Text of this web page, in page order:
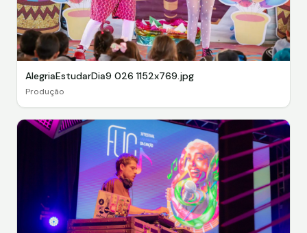
AlegriaEstudarDia9 026 1152x769.jpg
Produção